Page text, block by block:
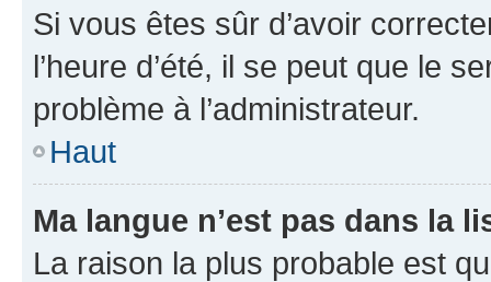
Si vous êtes sûr d’avoir
l’heure d’été, il se peut que le
problème à l’administrateur.
Haut
Ma langue n’est pas dans la
La raison la plus probable est